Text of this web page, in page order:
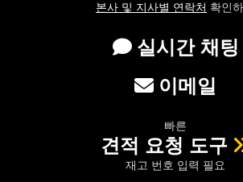
본사 및 지사별 연락처 확인
실시간 채팅
이메일
빠른
견적 요청 도구
재고 번호 입력 필요